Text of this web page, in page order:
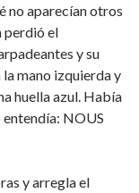
no aparecían otros
perdió el
y su
mano izquierda y
huella azul. Había
NOUS
y arregla el